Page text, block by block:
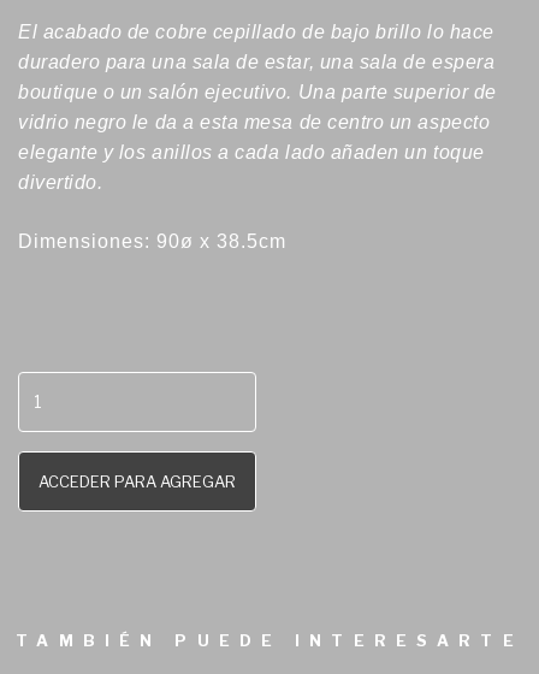
El acabado de cobre cepillado de bajo brillo lo hace
duradero para una sala de estar, una sala de espera
boutique o un salón ejecutivo. Una parte superior de
vidrio negro le da a esta mesa de centro un aspecto
elegante y los anillos a cada lado añaden un toque
divertido.
Dimensiones: 90ø x 38.5cm
ACCEDER PARA AGREGAR
TAMBIÉN PUEDE INTERESARTE